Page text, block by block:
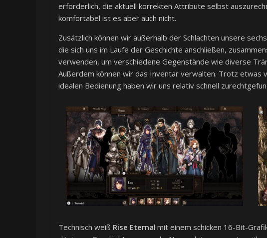
erforderlich, die aktuell korrekten Attribute selbst
komfortabel ist es aber auch nicht.
Zusätzlich können wir außerhalb der Schlachten unsere
die sich uns im Laufe der Geschichte anschließen,
verwenden, um verschiedene Gegenstände wie diverse
Außerdem können wir das Inventar verwalten. Trotz etwas
idealen Bedienung haben wir uns relativ schnell
Technisch weiß Rise Eternal mit einem schicken 16-Bit-